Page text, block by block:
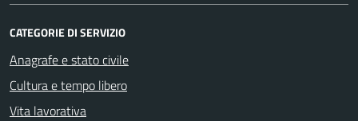
CATEGORIE DI SERVIZIO
Anagrafe e stato civile
Cultura e tempo libero
Vita lavorativa